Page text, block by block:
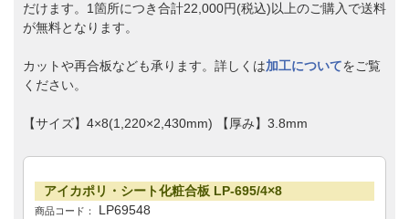
だけます。1箇所につき合計22,000円(税込)以上のご購入で送料
が無料となります。
カットや再合板なども承ります。詳しくは加工についてをご覧
ください。
【サイズ】4×8(1,220×2,430mm) 【厚み】3.8mm
アイカポリ・シート化粧合板 LP-695/4×8
商品コード： LP69548